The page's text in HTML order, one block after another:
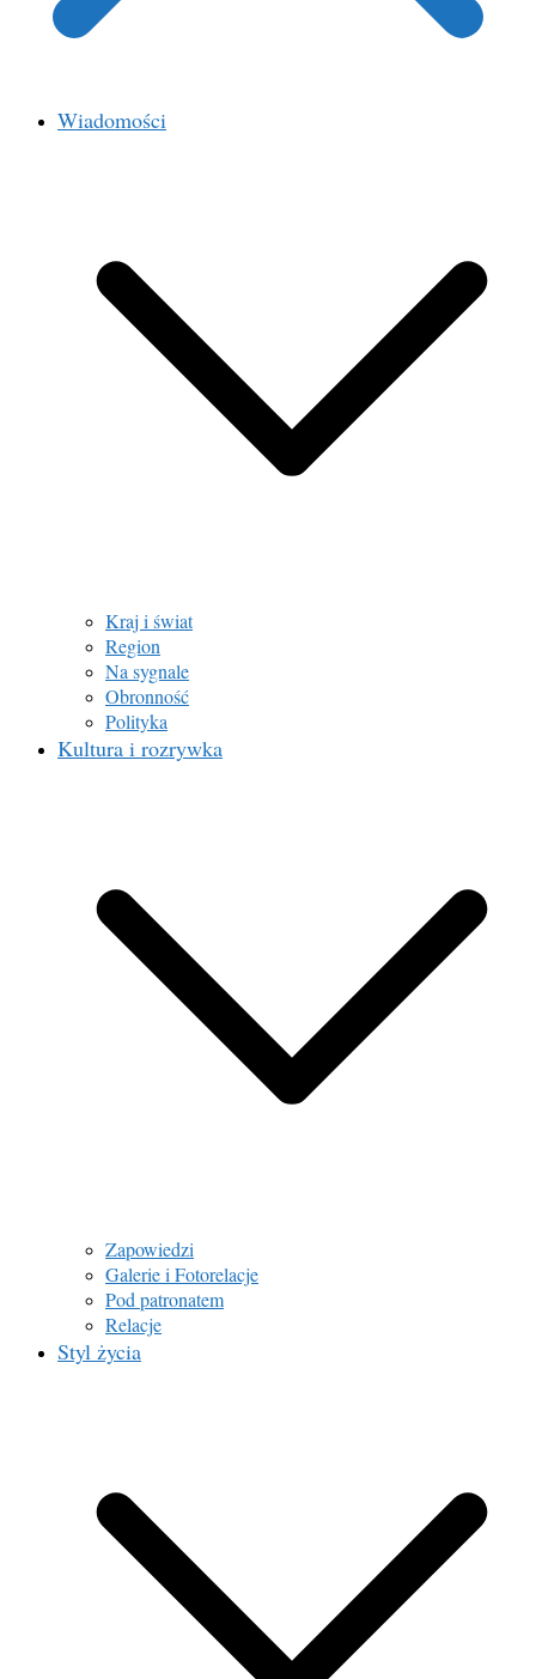
Wiadomości
Kraj i świat
Region
Na sygnale
Obronność
Polityka
Kultura i rozrywka
Zapowiedzi
Galerie i Fotorelacje
Pod patronatem
Relacje
Styl życia